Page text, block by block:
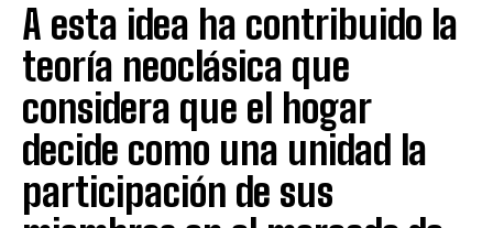
A esta idea ha contribuido la
teoría neoclásica que
considera que el hogar
decide como una unidad la
participación de sus